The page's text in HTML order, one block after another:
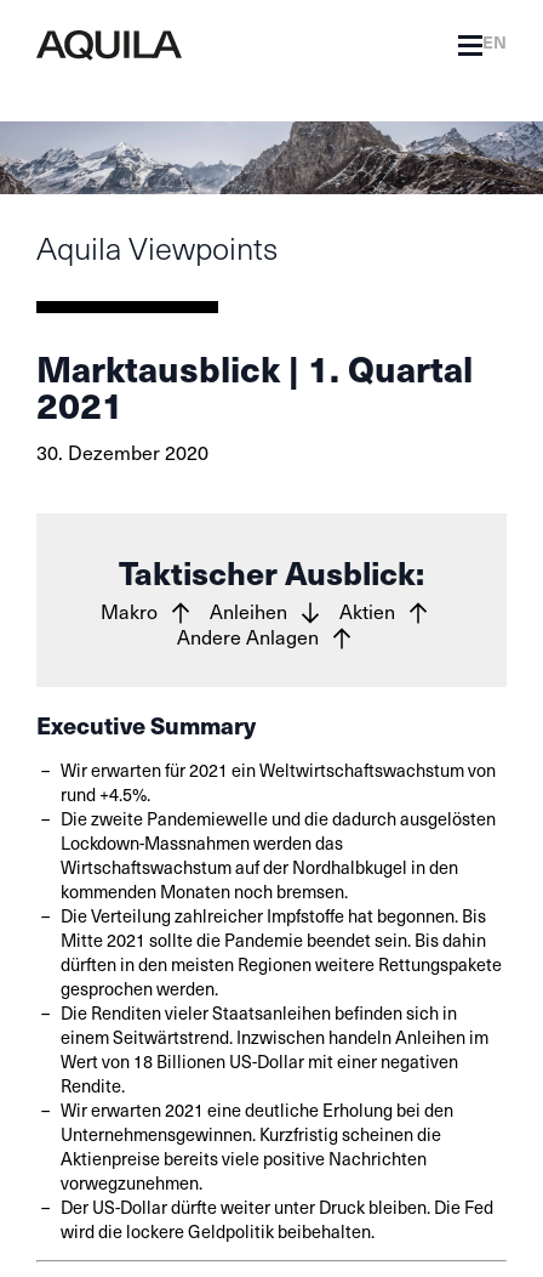
EN
Aquila Viewpoints
Marktausblick | 1. Quartal
2021
30. Dezember 2020
Taktischer Ausblick:
Makro Anleihen
Aktien
Andere Anlagen
Executive Summary
Wir erwarten für 2021 ein Weltwirtschaftswachstum von
rund +4.5%.
Die zweite Pandemiewelle und die dadurch ausgelösten
Lockdown-Massnahmen werden das
Wirtschaftswachstum auf der Nordhalbkugel in den
kommenden Monaten noch bremsen.
Die Verteilung zahlreicher Impfstoffe hat begonnen. Bis
Mitte 2021 sollte die Pandemie beendet sein. Bis dahin
dürften in den meisten Regionen weitere Rettungspakete
gesprochen werden.
Die Renditen vieler Staatsanleihen befinden sich in
einem Seitwärtstrend. Inzwischen handeln Anleihen im
Wert von 18 Billionen US-Dollar mit einer negativen
Rendite.
Wir erwarten 2021 eine deutliche Erholung bei den
Unternehmensgewinnen. Kurzfristig scheinen die
Aktienpreise bereits viele positive Nachrichten
vorwegzunehmen.
Der US-Dollar dürfte weiter unter Druck bleiben. Die Fed
wird die lockere Geldpolitik beibehalten.